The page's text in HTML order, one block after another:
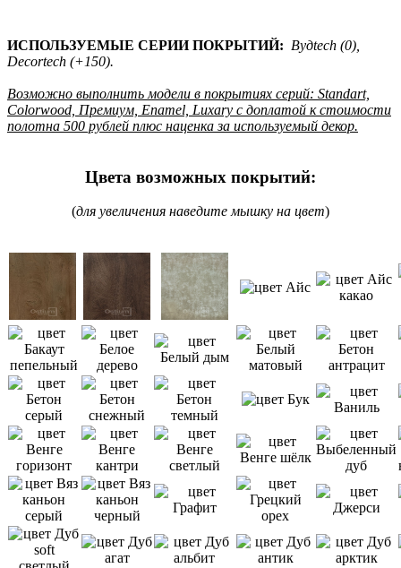
ИСПОЛЬЗУЕМЫЕ СЕРИИ ПОКРЫТИЙ: Вудtech (0),
Decortech (+150).
Возможно выполнить модели в покрытиях серий: Standart,
Colorwood, Премиум, Enamel, Luxary с доплатой к стоимости
полотна 500 рублей плюс наценка за используемый декор.
Цвета возможных покрытий:
(для увеличения наведите мышку на цвет)